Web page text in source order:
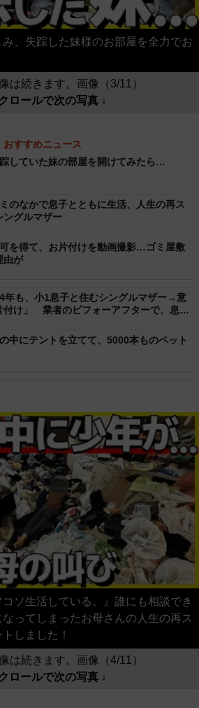
、失踪した妹様のお部屋を全力でお
は続きます。画像（3/11）
ロールで次の写真 ↓
おすすめニュース
踪していた妹の部屋を開けてみたら…
ミのなかで息子とともに生活、人生の再ス
ングルマザー
可を得て、お片付けを動画撮影…ゴミ屋敷
由が
年も、小1息子と住むシングルマザー→意
付け」 業者のビフォーアフターで、息子
の中にテントを立てて、5000本ものペット
コソ生活している。』誰にも相談でき
ってしまったお母さんの人生の再ス
しました！
は続きます。画像（4/11）
ロールで次の写真 ↓